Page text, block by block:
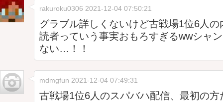
rakuroku0306 2021-12-04 07:50:21
グラブル詳しくないけど古戦場1位6人
読者っていう事実おもろすぎるwwシャ
ない…！！
mdmgfun 2021-12-04 07:49:31
古戦場1位6人のスパバハ配信、最初の